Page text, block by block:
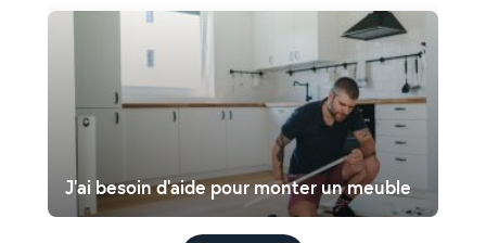
J'ai besoin d'aide pour monter un meuble